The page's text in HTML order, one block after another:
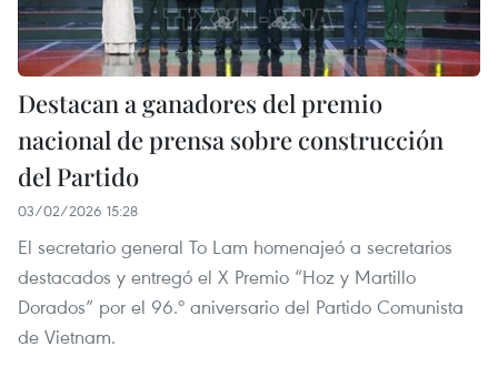
Destacan a ganadores del premio
nacional de prensa sobre construcción
del Partido
03/02/2026 15:28
El secretario general To Lam homenajeó a secretarios
destacados y entregó el X Premio “Hoz y Martillo
Dorados” por el 96.º aniversario del Partido Comunista
de Vietnam.